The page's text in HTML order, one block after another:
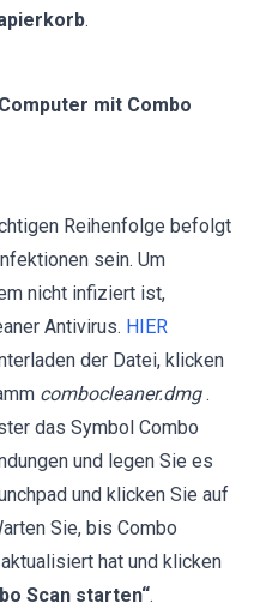
.
mit Combo
Reihenfolge befolgt
sein. Um
nicht infiziert ist,
Antivirus. HIER
der Datei, klicken
combocleaner.dmg .
das Symbol Combo
und legen Sie es
und klicken Sie auf
Sie, bis Combo
hat und klicken
Scan starten“.